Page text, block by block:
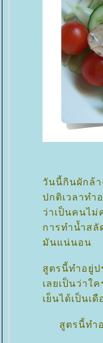
วันนี้กินผักล้
ปกติเวลาทำ
ว่าเป็นคนไม่
การทำน้ำส
มันแน่นอน
สูตรนี้ทำอยู่ป
เลยเป็นว่าใ
เย็นได้เป็นเดื
สูตรนี้ทำ